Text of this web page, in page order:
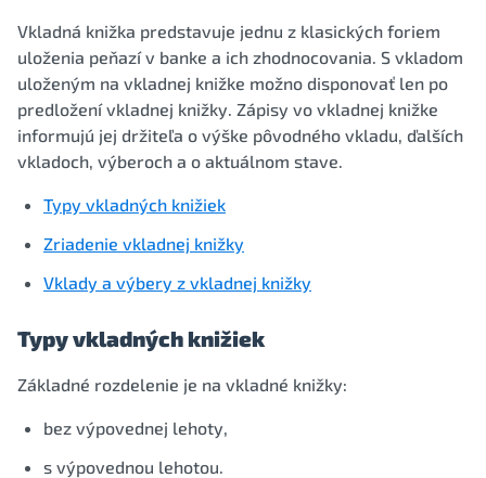
Vkladná knižka predstavuje jednu z klasických foriem
uloženia peňazí v banke a ich zhodnocovania. S vkladom
uloženým na vkladnej knižke možno disponovať len po
predložení vkladnej knižky. Zápisy vo vkladnej knižke
informujú jej držiteľa o výške pôvodného vkladu, ďalších
vkladoch, výberoch a o aktuálnom stave.
Typy vkladných knižiek
Zriadenie vkladnej knižky
Vklady a výbery z vkladnej knižky
Typy vkladných knižiek
Základné rozdelenie je na vkladné knižky:
bez výpovednej lehoty,
s výpovednou lehotou.